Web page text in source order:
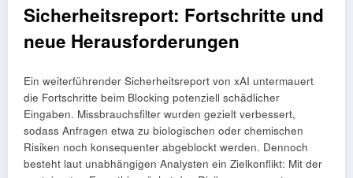
Sicherheitsreport: Fortschritte und
neue Herausforderungen
Ein weiterführender Sicherheitsreport von xAI untermauert
die Fortschritte beim Blocking potenziell schädlicher
Eingaben. Missbrauchsfilter wurden gezielt verbessert,
sodass Anfragen etwa zu biologischen oder chemischen
Risiken noch konsequenter abgeblockt werden. Dennoch
besteht laut unabhängigen Analysten ein Zielkonflikt: Mit der